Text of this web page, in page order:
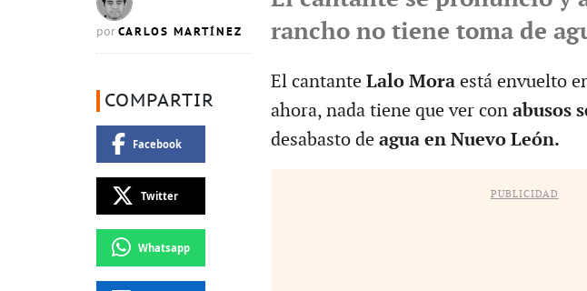
por CARLOS MARTÍNEZ
COMPARTIR
Facebook
Twitter
Whatsapp
rancho no tiene toma de
El cantanteLalo Moraestá envuelto
ahora, nada tiene que ver con abusos
desabasto de agua en Nuevo León.
PUBLICIDAD